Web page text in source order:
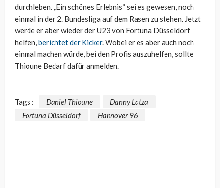
durchleben. „Ein schönes Erlebnis“ sei es gewesen, noch
einmal in der 2. Bundesliga auf dem Rasen zu stehen. Jetzt
werde er aber wieder der U23 von Fortuna Düsseldorf
helfen,berichtet der Kicker. Wobei er es aber auch noch
einmal machen würde, bei den Profis auszuhelfen, sollte
Thioune Bedarf dafür anmelden.
Tags : Daniel Thioune
Danny Latza
Fortuna Düsseldorf
Hannover 96